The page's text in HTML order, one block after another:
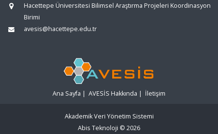
Hacettepe Üniversitesi Bilimsel Araştırma Projeleri Koordinasyon
Birimi
avesis@hacettepe.edu.tr
Ana Sayfa | AVESİS Hakkında | İletişim
Akademik Veri Yönetim Sistemi
Abis Teknoloji © 2026